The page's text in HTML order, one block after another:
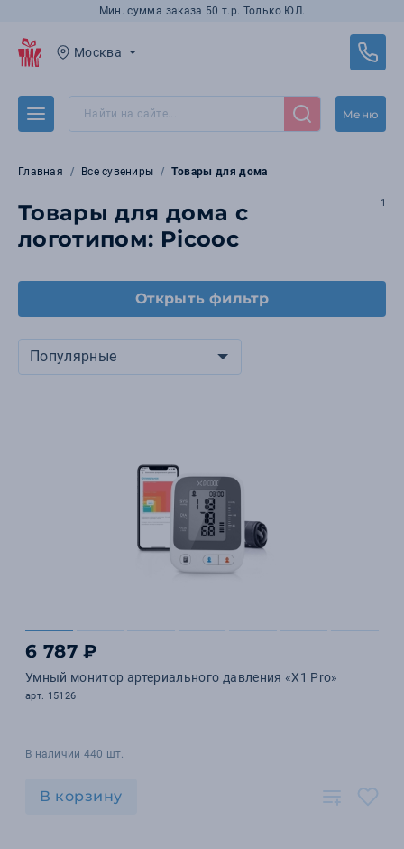
Мин. сумма заказа 50 т.р. Только ЮЛ.
Москва
Меню
Главная Все сувениры Товары для дома
Товары для дома с
логотипом: Picooc
1
Открыть фильтр
Популярные
6 787 ₽
Умный монитор артериального давления «X1 Pro»
арт. 15126
В наличии 440 шт.
В корзину